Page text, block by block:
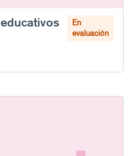
En
evaluación